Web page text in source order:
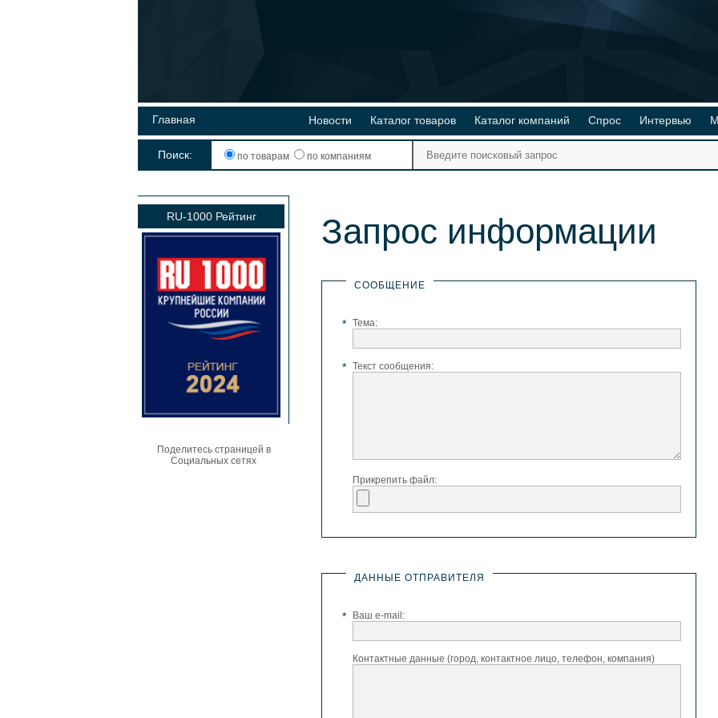
Главная Новости Каталог товаров Каталог компаний Спрос Интервью
Поиск: по товарам по компаниям
RU-1000 Рейтинг
Поделитесь страницей в
Социальных сетях
Запрос информации
СООБЩЕНИЕ
* Тема:
* Текст сообщения:
Прикрепить файл:
ДАННЫЕ ОТПРАВИТЕЛЯ
* Ваш e-mail:
Контактные данные (город, контактное лицо, телефон, компания)